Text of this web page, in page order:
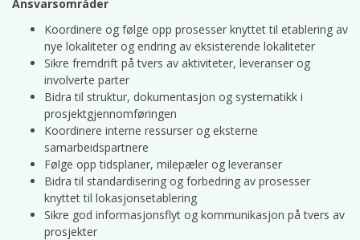
Ansvarsområder
Koordinere og følge opp prosesser knyttet til etablering av
nye lokaliteter og endring av eksisterende lokaliteter
Sikre fremdrift på tvers av aktiviteter, leveranser og
involverte parter
Bidra til struktur, dokumentasjon og systematikk i
prosjektgjennomføringen
Koordinere interne ressurser og eksterne
samarbeidspartnere
Følge opp tidsplaner, milepæler og leveranser
Bidra til standardisering og forbedring av prosesser
knyttet til lokasjonsetablering
Sikre god informasjonsflyt og kommunikasjon på tvers av
prosjekter